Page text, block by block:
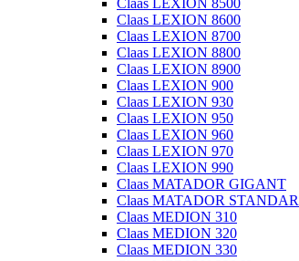
Claas LEXION 8500
Claas LEXION 8600
Claas LEXION 8700
Claas LEXION 8800
Claas LEXION 8900
Claas LEXION 900
Claas LEXION 930
Claas LEXION 950
Claas LEXION 960
Claas LEXION 970
Claas LEXION 990
Claas MATADOR GIGANT
Claas MATADOR
Claas MEDION 310
Claas MEDION 320
Claas MEDION 330